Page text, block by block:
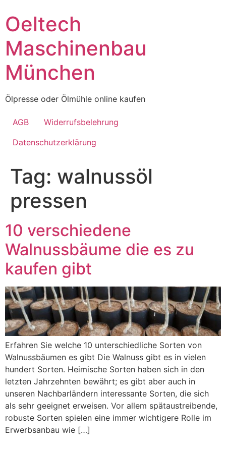
to
content
Oeltech
Maschinenbau
München
Ölpresse oder Ölmühle online kaufen
AGB
Widerrufsbelehrung
Datenschutzerklärung
Tag: walnussöl
pressen
10 verschiedene
Walnussbäume die es zu
kaufen gibt
Erfahren Sie welche 10 unterschiedliche Sorten von
Walnussbäumen es gibt Die Walnuss gibt es in vielen
hundert Sorten. Heimische Sorten haben sich in den
letzten Jahrzehnten bewährt; es gibt aber auch in
unseren Nachbarländern interessante Sorten, die sich
als sehr geeignet erweisen. Vor allem spätaustreibende,
robuste Sorten spielen eine immer wichtigere Rolle im
Erwerbsanbau wie […]